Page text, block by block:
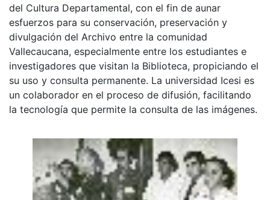
del Cultura Departamental, con el fin de aunar
esfuerzos para su conservación, preservación y
divulgación del Archivo entre la comunidad
Vallecaucana, especialmente entre los estudiantes e
investigadores que visitan la Biblioteca, propiciando el
su uso y consulta permanente. La universidad Icesi es
un colaborador en el proceso de difusión, facilitando
la tecnología que permite la consulta de las imágenes.